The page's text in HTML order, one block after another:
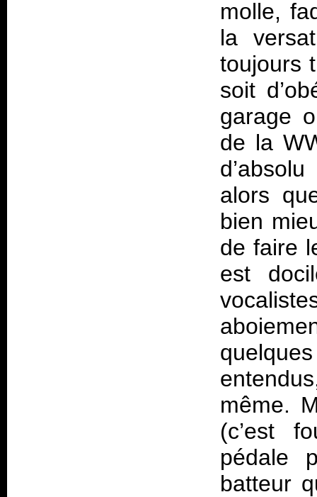
molle,
la
toujours
soit
garage
de la
alors
bien
de faire
est
même.
(c’est
pédale
batteur